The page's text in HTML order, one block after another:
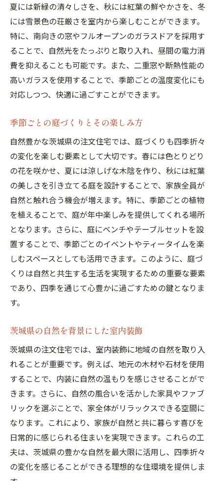
夏には新緑の清々しさを、秋には紅葉の鮮やかさを、冬
には雪景色の荘厳さを室内から楽しむことができます。
特に、南向きの窓やフルオープンのガラスドアを採用す
ることで、自然光をたっぷりと取り入れ、昼間の電力消
費を抑えることも可能です。また、二重窓や断熱性能の
高いガラスを使用することで、季節ごとの温度変化にも
対応しつつ、快適に過ごすことができます。
季節ごとの庭づくりとその楽しみ方
自然豊かな茨城県の注文住宅では、庭づくりも四季折々
の変化を楽しむ要素として大切です。春には色とりどり
の花を咲かせ、夏には涼しげな木陰を作り、秋には紅葉
の美しさを引き立てる庭を設計することで、家族全員が
自然と触れ合う機会が増えます。特に、季節ごとの植物
を植えることで、庭が年中楽しみを提供してくれる場所
となります。さらに、庭にベンチやテーブルセットを設
置することで、季節ごとのイベントやティータイムを楽
しむスペースとしても活用できます。このように、庭づ
くりは自然と共生する生活を実現するための重要な要素
であり、四季を通じて心豊かに過ごすための鍵となりま
す。
茨城県の自然を背景にした室内装飾
茨城県の注文住宅では、室内装飾に地域の自然を取り入
れることが重要です。例えば、地元の木材や石材を使用
することで、内装に自然の温もりを感じさせることがで
きます。さらに、自然の風合いを活かした家具やファブ
リックを選ぶことで、家全体がリラックスできる空間に
なります。これにより、家族が自然と共に暮らす喜びを
日常的に感じられる住まいを実現できます。これらの工
夫は、茨城県の豊かな自然を最大限に活用し、四季折々
の変化を感じることができる理想的な住環境を提供しま